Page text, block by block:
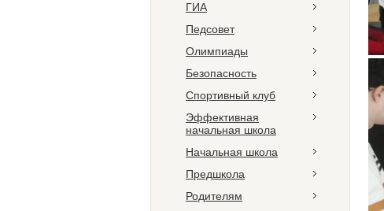
ГИА
Педсовет
Олимпиады
Безопасность
Спортивный клуб
Эффективная
начальная школа
Начальная школа
Предшкола
Родителям